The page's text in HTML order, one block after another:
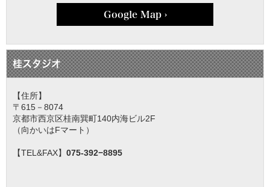
Google Map ›
桂スタジオ
【住所】
〒615－8074
京都市西京区桂南巽町140内海ビル2F
（向かいはFマート）
【TEL&FAX】 075-392−8895